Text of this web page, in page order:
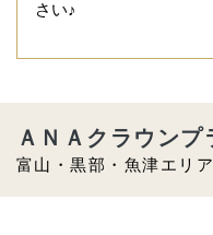
さい♪
富山・黒部・魚津エリ
ＡＮＡクラウンプ